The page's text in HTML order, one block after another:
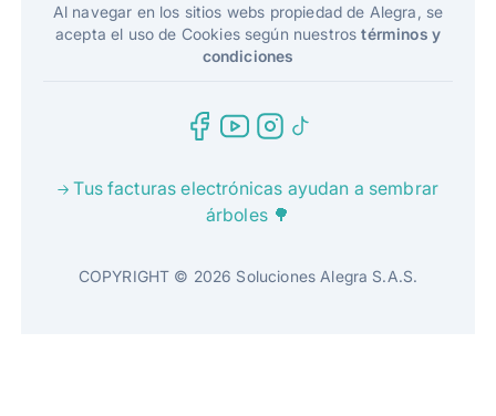
Al navegar en los sitios webs propiedad de Alegra, se
acepta el uso de Cookies según nuestrostérminos y
condiciones
Tus facturas electrónicas ayudan a sembrar
árboles 🌳
COPYRIGHT © 2026 Soluciones Alegra S.A.S.